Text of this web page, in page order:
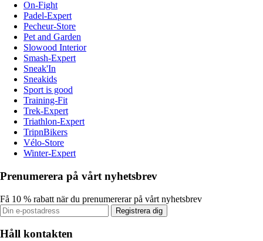
On-Fight
Padel-Expert
Pecheur-Store
Pet and Garden
Slowood Interior
Smash-Expert
Sneak'In
Sneakids
Sport is good
Training-Fit
Trek-Expert
Triathlon-Expert
TripnBikers
Vélo-Store
Winter-Expert
Prenumerera på vårt nyhetsbrev
Få 10 % rabatt när du prenumererar på vårt nyhetsbrev
Registrera dig
Håll kontakten